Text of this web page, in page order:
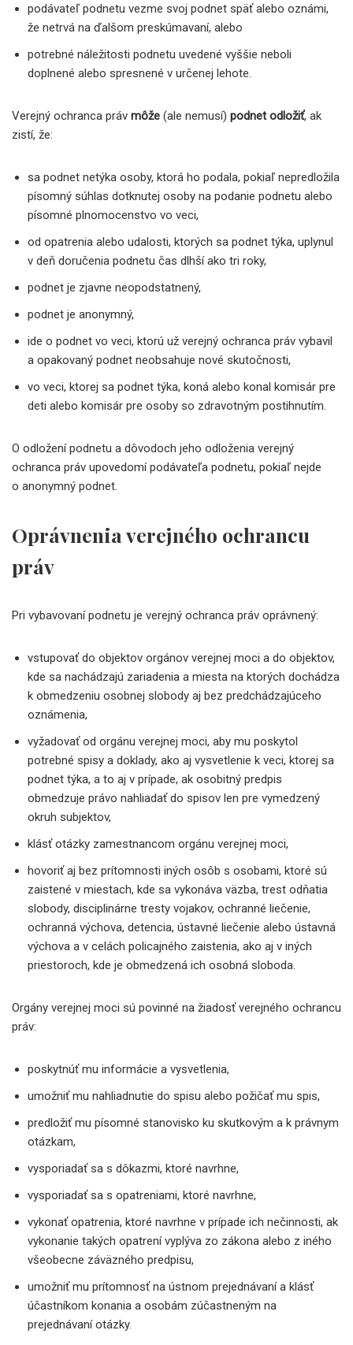
podávateľ podnetu vezme svoj podnet späť alebo oznámi,
že netrvá na ďalšom preskúmavaní, alebo
potrebné náležitosti podnetu uvedené vyššie neboli
doplnené alebo spresnené v určenej lehote.
Verejný ochranca práv môže (ale nemusí) podnet odložiť, ak
zistí, že:
sa podnet netýka osoby, ktorá ho podala, pokiaľ nepredložila
písomný súhlas dotknutej osoby na podanie podnetu alebo
písomné plnomocenstvo vo veci,
od opatrenia alebo udalosti, ktorých sa podnet týka, uplynul
v deň doručenia podnetu čas dlhší ako tri roky,
podnet je zjavne neopodstatnený,
podnet je anonymný,
ide o podnet vo veci, ktorú už verejný ochranca práv vybavil
a opakovaný podnet neobsahuje nové skutočnosti,
vo veci, ktorej sa podnet týka, koná alebo konal komisár pre
deti alebo komisár pre osoby so zdravotným postihnutím.
O odložení podnetu a dôvodoch jeho odloženia verejný
ochranca práv upovedomí podávateľa podnetu, pokiaľ nejde
o anonymný podnet.
Oprávnenia verejného ochrancu
práv
Pri vybavovaní podnetu je verejný ochranca práv oprávnený:
vstupovať do objektov orgánov verejnej moci a do objektov,
kde sa nachádzajú zariadenia a miesta na ktorých dochádza
k obmedzeniu osobnej slobody aj bez predchádzajúceho
oznámenia,
vyžadovať od orgánu verejnej moci, aby mu poskytol
potrebné spisy a doklady, ako aj vysvetlenie k veci, ktorej sa
podnet týka, a to aj v prípade, ak osobitný predpis
obmedzuje právo nahliadať do spisov len pre vymedzený
okruh subjektov,
klásť otázky zamestnancom orgánu verejnej moci,
hovoriť aj bez prítomnosti iných osôb s osobami, ktoré sú
zaistené v miestach, kde sa vykonáva väzba, trest odňatia
slobody, disciplinárne tresty vojakov, ochranné liečenie,
ochranná výchova, detencia, ústavné liečenie alebo ústavná
výchova a v celách policajného zaistenia, ako aj v iných
priestoroch, kde je obmedzená ich osobná sloboda.
Orgány verejnej moci sú povinné na žiadosť verejného ochrancu
práv:
poskytnúť mu informácie a vysvetlenia,
umožniť mu nahliadnutie do spisu alebo požičať mu spis,
predložiť mu písomné stanovisko ku skutkovým a k právnym
otázkam,
vysporiadať sa s dôkazmi, ktoré navrhne,
vysporiadať sa s opatreniami, ktoré navrhne,
vykonať opatrenia, ktoré navrhne v prípade ich nečinnosti, ak
vykonanie takých opatrení vyplýva zo zákona alebo z iného
všeobecne záväzného predpisu,
umožniť mu prítomnosť na ústnom prejednávaní a klásť
účastníkom konania a osobám zúčastneným na
prejednávaní otázky.